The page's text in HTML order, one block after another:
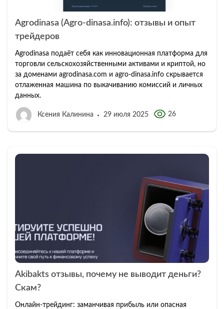
Agrodinasa (Agro-dinasa.info): отзывы и опыт
трейдеров
Agrodinasa подаёт себя как инновационная платформа для
торговли сельскохозяйственными активами и криптой, но
за доменами agrodinasa.com и agro‑dinasa.info скрывается
отлаженная машина по выкачиванию комиссий и личных
данных.
Ксения Калинина 29 июля 2025 26
Akibakts отзывы, почему не выводит деньги?
Скам?
Онлайн-трейдинг: заманчивая прибыль или опасная